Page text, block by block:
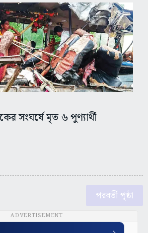
সংঘর্ষে মৃত ৬ পুণ্যার্থী
পরবর্তী পৃষ্ঠা
ADVERTISEMENT